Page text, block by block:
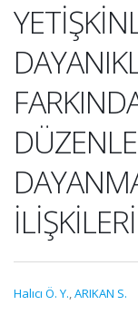
Halıcı Ö. Y.,ARIKAN S.